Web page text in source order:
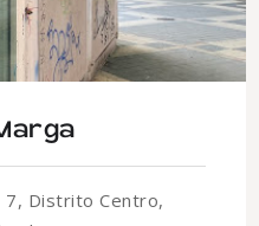
7, Distrito Centro,